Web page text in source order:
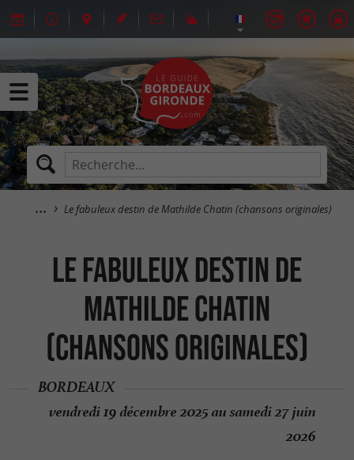
Le fabuleux destin de Mathilde Chatin (chansons originales)
Le fabuleux destin de
Mathilde Chatin
(chansons originales)
BORDEAUX
vendredi 19 décembre 2025 au samedi 27 juin
2026